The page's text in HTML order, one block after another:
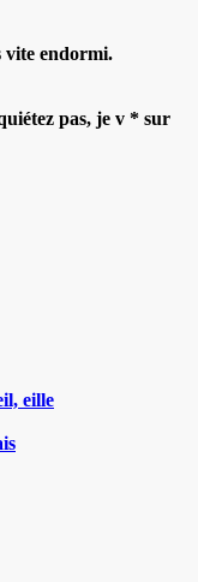
vite endormi.
pas, je v * sur
eille